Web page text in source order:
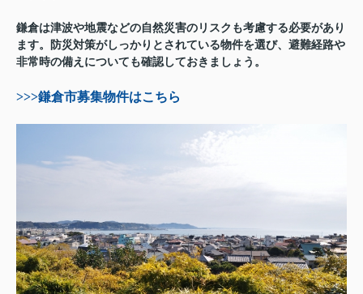
鎌倉は津波や地震などの自然災害のリスクも考慮する必要があり
ます。防災対策がしっかりとされている物件を選び、避難経路や
非常時の備えについても確認しておきましょう。
>>>鎌倉市募集物件はこちら